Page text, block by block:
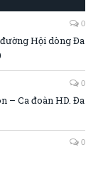
0
Hội dòng Đa
0
– Ca đoàn HD. Đa
0